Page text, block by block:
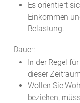
Es orientiert
Einkommen
Belastung.
Dauer:
In der Regel
dieser
Wollen Sie
beziehen,